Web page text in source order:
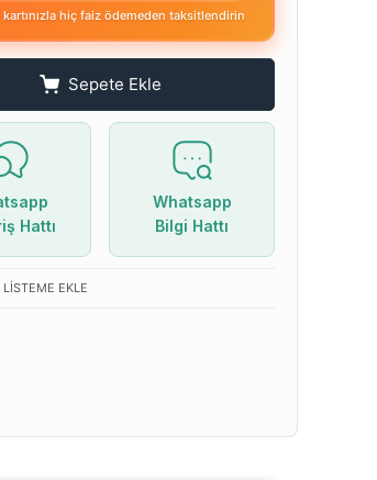
kartınızla hiç faiz ödemeden taksitlendirin
Sepete Ekle
Hattı
Whatsapp
Bilgi Hattı
LISTEME EKLE